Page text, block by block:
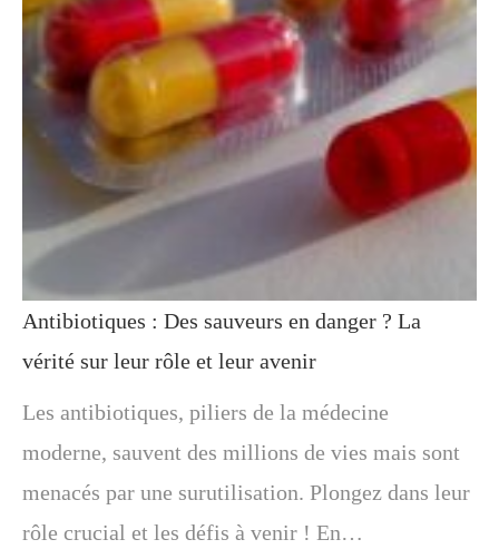
Antibiotiques : Des sauveurs en danger ? La
vérité sur leur rôle et leur avenir
Les antibiotiques, piliers de la médecine
moderne, sauvent des millions de vies mais sont
menacés par une surutilisation. Plongez dans leur
rôle crucial et les défis à venir ! En…